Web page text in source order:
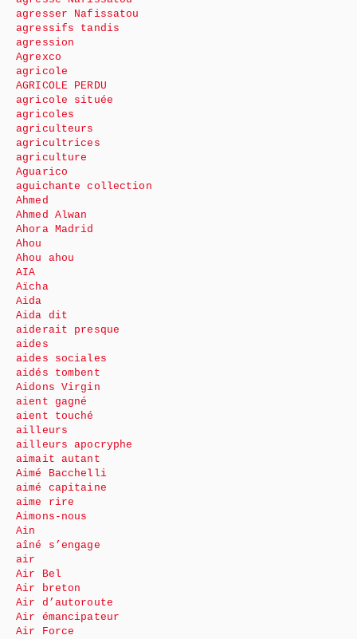
agresser Nafissatou
agressifs tandis
agression
Agrexco
agricole
AGRICOLE PERDU
agricole située
agricoles
agriculteurs
agricultrices
agriculture
Aguarico
aguichante collection
Ahmed
Ahmed Alwan
Ahora Madrid
Ahou
Ahou ahou
AIA
Aïcha
Aida
Aida dit
aiderait presque
aides
aides sociales
aidés tombent
Aidons Virgin
aient gagné
aient touché
ailleurs
ailleurs apocryphe
aimait autant
Aimé Bacchelli
aimé capitaine
aime rire
Aimons-nous
Ain
aîné s’engage
air
Air Bel
Air breton
Air d’autoroute
Air émancipateur
Air Force